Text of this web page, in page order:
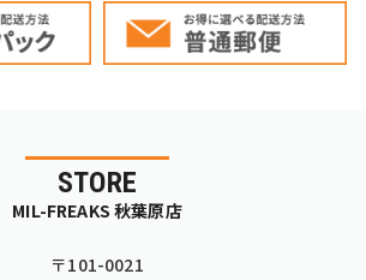
STORE
MIL-FREAKS 秋葉原店
〒101-0021